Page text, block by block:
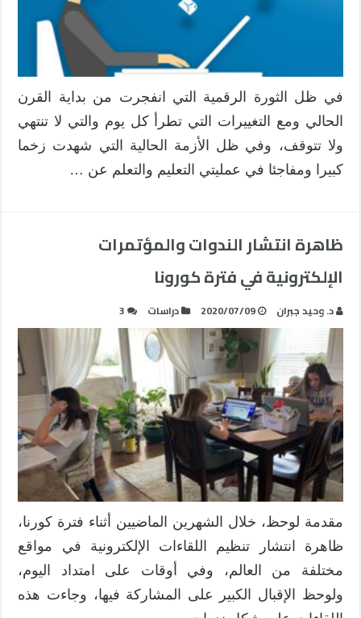
في ظل الثورة الرقمية التي انفجرت من بداية القرن
الحالي ومع التغييرات التي تطرأ كل يوم والتي لا تنتهي
ولا تتوقف، وفي ظل الأزمة الحالية التي شهدت زخما
كبيرا ومفاجئا في عمليتي التعليم والتعلم عن …
ظاهرة انتشار الندوات والمؤتمرات
الإلكترونية في فترة كورونا
د. وحيد جبران 2020/07/09 دراسات 3
مقدمة لوحظ، خلال الشهرين الماضيين أثناء فترة كورنا،
ظاهرة انتشار تنظيم اللقاءات الإلكترونية في مواقع
مختلفة من العالم، وفي أوقات على امتداد اليوم،
ولوحظ الإقبال الكبير على المشاركة فيها، وجاءت هذه